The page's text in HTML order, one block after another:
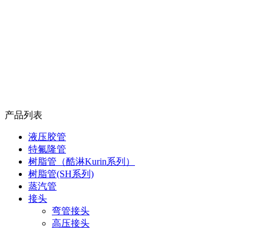
产品列表
液压胶管
特氟隆管
树脂管（酷淋Kurin系列）
树脂管(SH系列)
蒸汽管
接头
弯管接头
高压接头